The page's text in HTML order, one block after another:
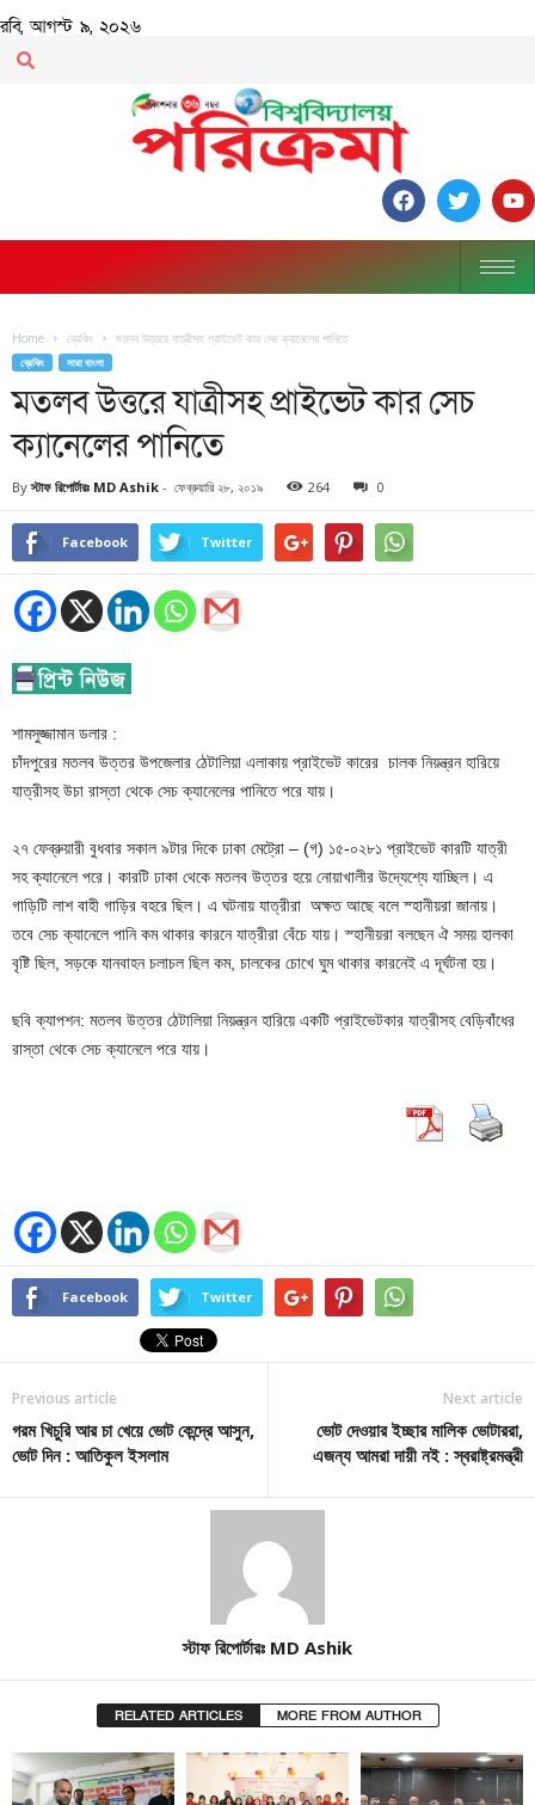
রবি, আগস্ট ৯, ২০২৬
Home ব্রেকিং মতলব উত্তরে যাত্রীসহ প্রাইভেট কার সেচ ক্যানেলের পানিতে
ব্রেকিং সারা বাংলা
মতলব উত্তরে যাত্রীসহ প্রাইভেট কার সেচ
ক্যানেলের পানিতে
By স্টাফ রিপোর্টারঃ MD Ashik - ফেব্রুয়ারি ২৮, ২০১৯ 264 0
Facebook Twitter
শামসুজ্জামান ডলার :
চাঁদপুরের মতলব উত্তর উপজেলার ঠেটালিয়া এলাকায় প্রাইভেট কারের চালক নিয়ন্ত্রন হারিয়ে
যাত্রীসহ উচা রাস্তা থেকে সেচ ক্যানেলের পানিতে পরে যায়।
২৭ ফেব্রুয়ারী বুধবার সকাল ৯টার দিকে ঢাকা মেট্রো – (গ) ১৫-০২৮১ প্রাইভেট কারটি যাত্রী
সহ ক্যানেলে পরে। কারটি ঢাকা থেকে মতলব উত্তর হয়ে নোয়াখালীর উদ্যেশ্যে যাচ্ছিল। এ
গাড়িটি লাশ বাহী গাড়ির বহরে ছিল। এ ঘটনায় যাত্রীরা অক্ষত আছে বলে স্হানীয়রা জানায়।
তবে সেচ ক্যানেলে পানি কম থাকার কারনে যাত্রীরা বেঁচে যায়। স্হানীয়রা বলছেন ঐ সময় হালকা
বৃষ্টি ছিল, সড়কে যানবাহন চলাচল ছিল কম, চালকের চোখে ঘুম থাকার কারনেই এ দূর্ঘটনা হয়।
ছবি ক্যাপশন: মতলব উত্তর ঠেটালিয়া নিয়ন্ত্রন হারিয়ে একটি প্রাইভেটকার যাত্রীসহ বেড়িবাঁধের
রাস্তা থেকে সেচ ক্যানেলে পরে যায়।
Facebook Twitter
Previous article
গরম খিচুরি আর চা খেয়ে ভোট কেন্দ্রে আসুন,
ভোট দিন : আতিকুল ইসলাম
Next article
ভোট দেওয়ার ইচ্ছার মালিক ভোটাররা,
এজন্য আমরা দায়ী নই : স্বরাষ্ট্রমন্ত্রী
স্টাফ রিপোর্টারঃ MD Ashik
RELATED ARTICLES MORE FROM AUTHOR